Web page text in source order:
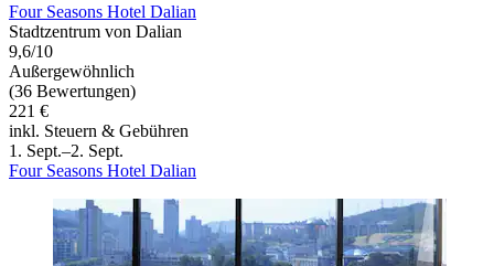
Four Seasons Hotel Dalian
Stadtzentrum von Dalian
9,6/10
Außergewöhnlich
(36 Bewertungen)
221 €
inkl. Steuern & Gebühren
1. Sept.–2. Sept.
Four Seasons Hotel Dalian